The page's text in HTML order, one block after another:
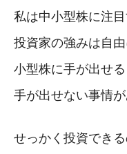
私は中小型株に注
投資家の強みは自
小型株に手が出せ
手が出せない事情が
せっかく投資でき